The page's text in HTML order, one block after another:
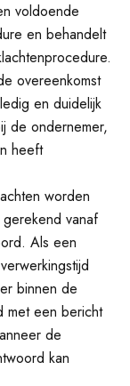
voldoende
en behandelt
overeenkomst
en duidelijk
de ondernemer,
heeft
worden
vanaf
Als een
binnen de
met een bericht
de
kan